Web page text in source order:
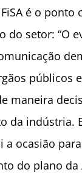
é o ponto
do setor: “O
públicos
maneira
da indústria.
a ocasião
do plano da